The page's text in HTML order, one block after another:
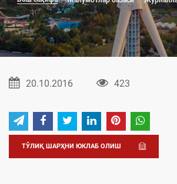
20.10.2016 423
ТЎЛИҚ ШАРҲНИ ЮКЛАБ ОЛИШ